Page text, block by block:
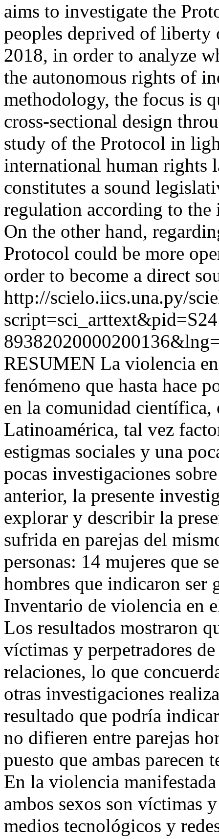
aims to investigate the
peoples deprived of
2018, in order to analyze
the autonomous rights of
methodology, the focus is
cross-sectional design
study of the Protocol in
international human rights
constitutes a sound
regulation according to the
On the other hand,
Protocol could be more
order to become a direct
http://scielo.iics.una.py/
RESUMEN La violencia
fenómeno que hasta hace
en la comunidad científica,
Latinoamérica, tal vez
estigmas sociales y una
pocas investigaciones
anterior, la presente
explorar y describir la
sufrida en parejas del
personas: 14 mujeres que
hombres que indicaron ser
Inventario de violencia en
Los resultados mostraron
víctimas y perpetradores
relaciones, lo que
otras investigaciones
resultado que podría
no difieren entre parejas
puesto que ambas parecen
En la violencia
ambos sexos son víctimas
medios tecnológicos y